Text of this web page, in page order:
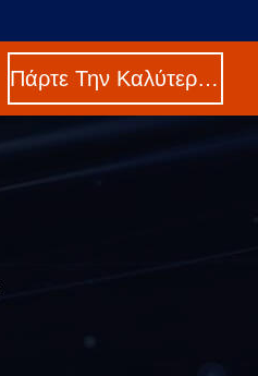
Πάρτε Την Καλύτερη Τιμή